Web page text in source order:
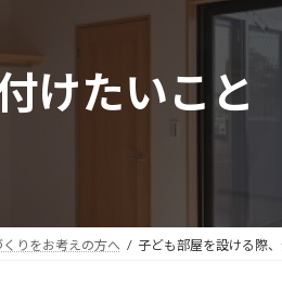
けたいこと
くりをお考えの方へ 子ども部屋を設ける際